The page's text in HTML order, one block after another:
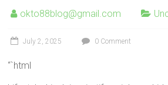
okto88blog@gmail.com
July 2, 2025 0 Comment
“`html